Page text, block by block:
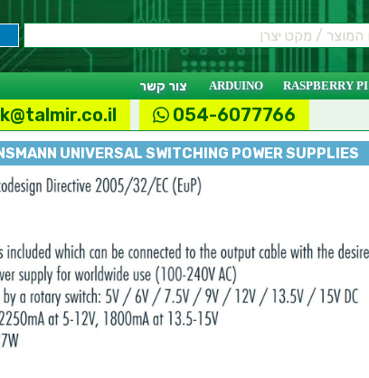
RASPBERRY PI
ARDUINO צור קשר
054-6077766
UNIVERSAL SWITCHING POWER SUPPLIES